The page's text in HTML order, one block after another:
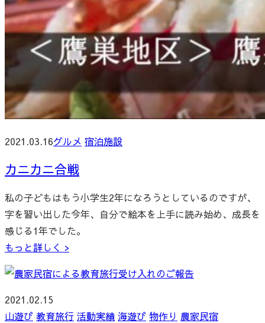
2021.03.16グルメ 宿泊施設
カニカニ合戦
私の子どもはもう小学生2年になろうとしているのですが、
字を習い出した今年、自分で絵本を上手に読み始め、成長を
感じる1年でした。
もっと詳しく >
2021.02.15
山遊び 教育旅行 活動実績 海遊び 物作り 農家民宿